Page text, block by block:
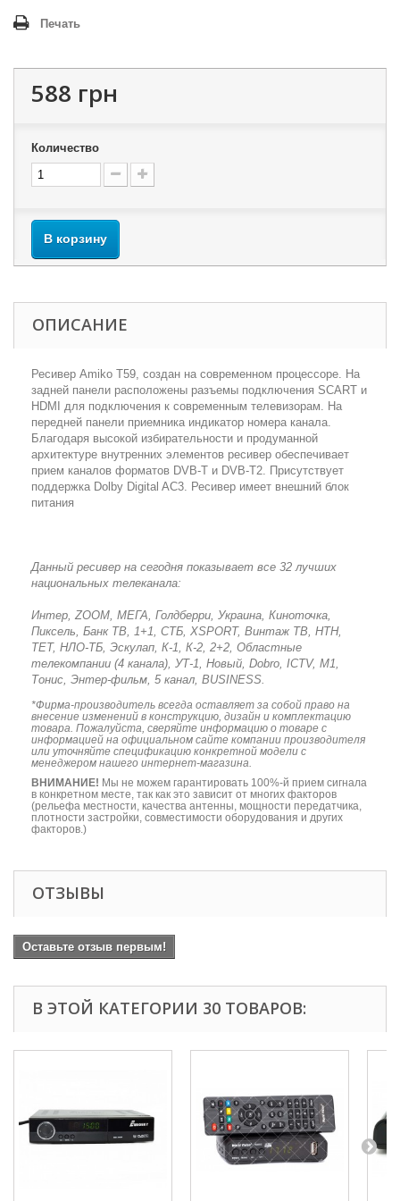
Печать
588 грн
Количество
В корзину
ОПИСАНИЕ
Ресивер Amiko Т59, создан на современном процессоре. На
задней панели расположены разъемы подключения SCART и
HDMI для подключения к современным телевизорам. На
передней панели приемника индикатор номера канала.
Благодаря высокой избирательности и продуманной
архитектуре внутренних элементов ресивер обеспечивает
прием каналов форматов DVB-T и DVB-T2. Присутствует
поддержка Dolby Digital AC3. Ресивер имеет внешний блок
питания
Данный ресивер на сегодня показывает все 32 лучших
национальных телеканала:
Интер, ZOOM, МЕГА, Голдберри, Украина, Киноточка,
Пиксель, Банк ТВ, 1+1, СТБ, ХSPORT, Винтаж ТВ, НТН,
ТЕТ, НЛО-ТБ, Эскулап, К-1, К-2, 2+2, Областные
телекомпании (4 канала), УТ-1, Новый, Dobro, ICTV, M1,
Тонис, Энтер-фильм, 5 канал, BUSINESS.
*Фирма-производитель всегда оставляет за собой право на
внесение изменений в конструкцию, дизайн и комплектацию
товара. Пожалуйста, сверяйте информацию о товаре с
информацией на официальном сайте компании производителя
или уточняйте спецификацию конкретной модели с
менеджером нашего интернет-магазина.
ВНИМАНИЕ! Мы не можем гарантировать 100%-й прием сигнала
в конкретном месте, так как это зависит от многих факторов
(рельефа местности, качества антенны, мощности передатчика,
плотности застройки, совместимости оборудования и других
факторов.)
ОТЗЫВЫ
Оставьте отзыв первым!
В ЭТОЙ КАТЕГОРИИ 30 ТОВАРОВ: